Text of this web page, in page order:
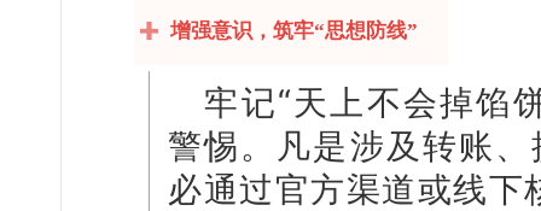
增强意识，筑牢“思想防线”
牢记“天上不会掉馅
警惕。凡是涉及转账
必通过官方渠道或线下